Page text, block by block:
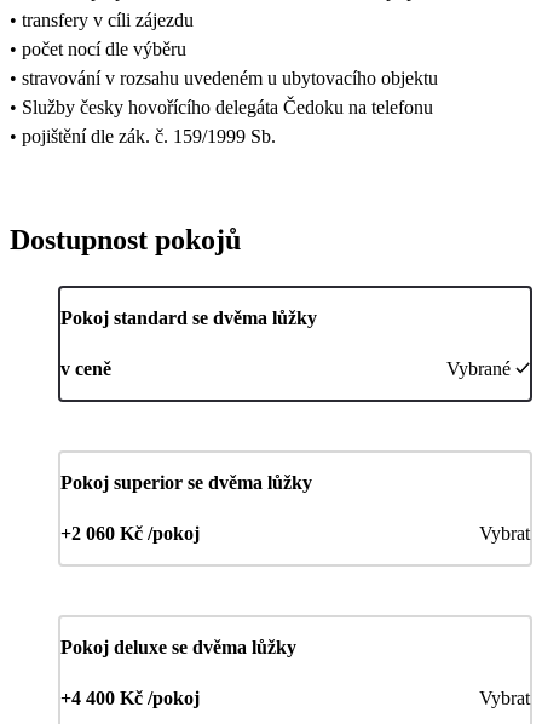
• transfery v cíli zájezdu
• počet nocí dle výběru
• stravování v rozsahu uvedeném u ubytovacího objektu
• Služby česky hovořícího delegáta Čedoku na telefonu
• pojištění dle zák. č. 159/1999 Sb.
Dostupnost pokojů
Pokoj standard se dvěma lůžky
v ceně Vybrané
Pokoj superior se dvěma lůžky
+2 060 Kč /pokoj Vybrat
Pokoj deluxe se dvěma lůžky
+4 400 Kč /pokoj Vybrat